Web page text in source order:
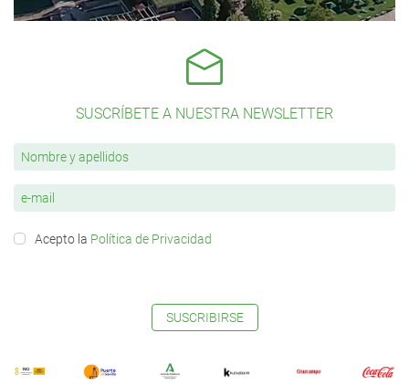
SUSCRÍBETE A NUESTRA NEWSLETTER
Acepto la Política de Privacidad
SUSCRIBIRSE